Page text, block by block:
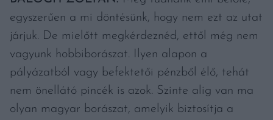
egyszerűen a mi döntésünk, hogy nem ezt az utat
járjuk. De mielőtt megkérdeznéd, ettől még nem
vagyunk hobbiborászat. Ilyen alapon a
pályázatból vagy befektetői pénzből élő, tehát
nem önellátó pincék is azok. Szinte alig van ma
olyan magyar borászat, amelyik biztosítja a